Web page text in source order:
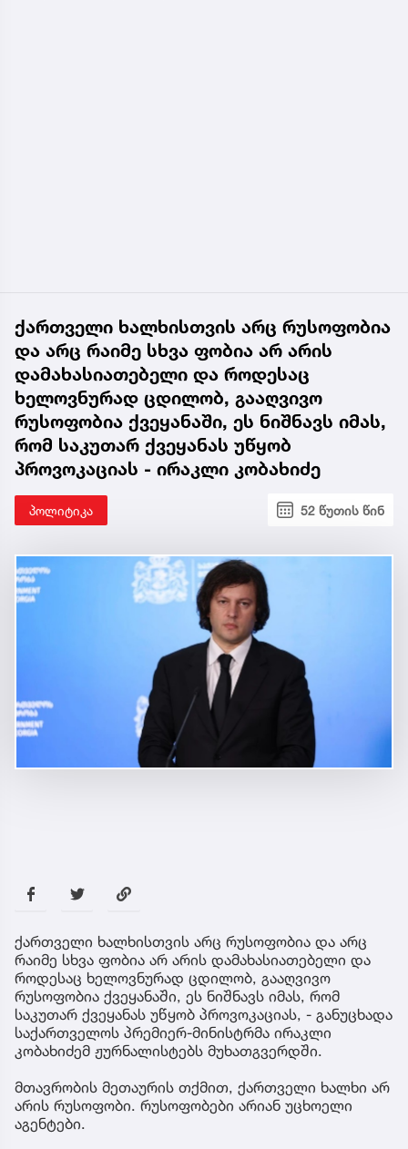
ქართველი ხალხისთვის არც რუსოფობია
და არც რაიმე სხვა ფობია არ არის
დამახასიათებელი და როდესაც
ხელოვნურად ცდილობ, გააღვივო
რუსოფობია ქვეყანაში, ეს ნიშნავს იმას,
რომ საკუთარ ქვეყანას უწყობ
პროვოკაციას - ირაკლი კობახიძე
პოლიტიკა 52 წუთის წინ
ქართველი ხალხისთვის არც რუსოფობია და არც
რაიმე სხვა ფობია არ არის დამახასიათებელი და
როდესაც ხელოვნურად ცდილობ, გააღვივო
რუსოფობია ქვეყანაში, ეს ნიშნავს იმას, რომ
საკუთარ ქვეყანას უწყობ პროვოკაციას, - განუცხადა
საქართველოს პრემიერ-მინისტრმა ირაკლი
კობახიძემ ჟურნალისტებს მუხათგვერდში.
მთავრობის მეთაურის თქმით, ქართველი ხალხი არ
არის რუსოფობი. რუსოფობები არიან უცხოელი
აგენტები.